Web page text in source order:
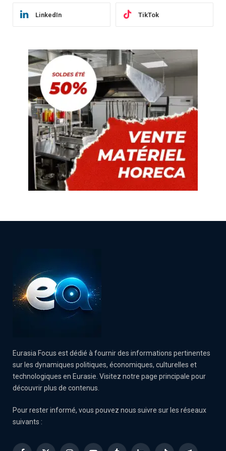
LinkedIn TikTok
Eurasia Focus est dédié à fournir des informations pertinentes
sur les dynamiques politiques, économiques, culturelles et
technologiques en Eurasie. Visitez notre page principale pour
découvrir plus de contenus.
Pour rester informé, vous pouvez nous suivre sur les réseaux
suivants :